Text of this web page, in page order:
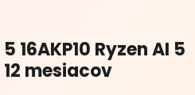
16AKP10 Ryzen AI 5
mesiacov